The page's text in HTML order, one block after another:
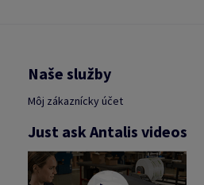
Naše služby
Môj zákaznícky účet
Just ask Antalis videos